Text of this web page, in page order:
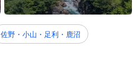
佐野・小山・足利・鹿沼